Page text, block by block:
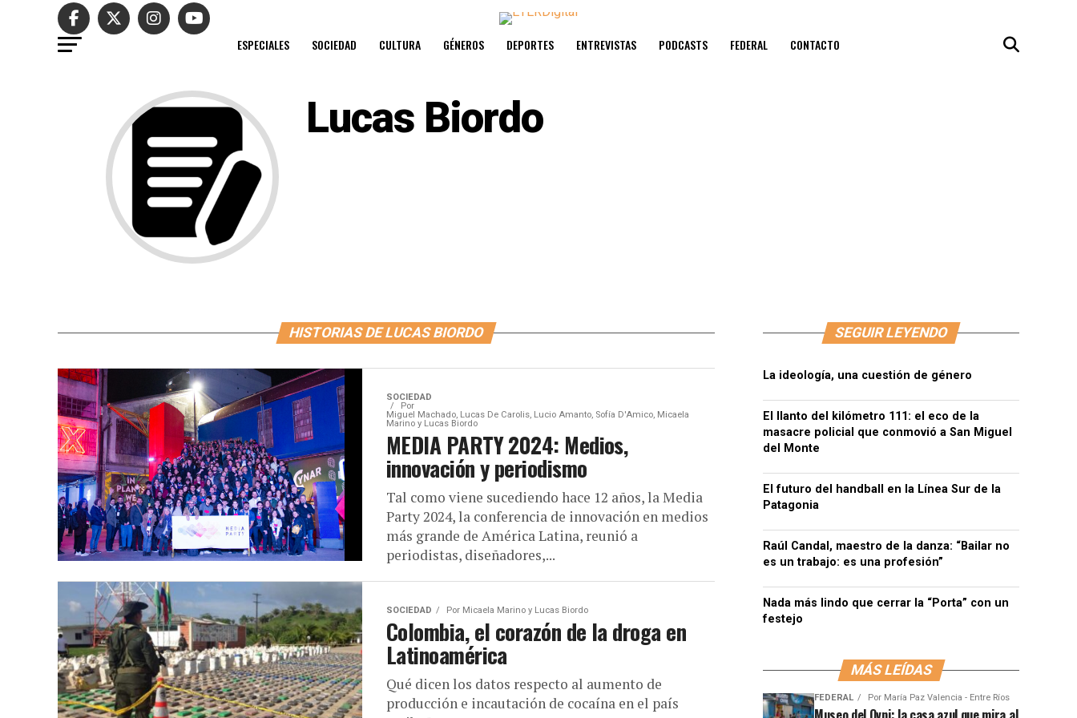
ESPECIALES SOCIEDAD CULTURA GÉNEROS DEPORTES ENTREVISTAS PODCASTS FEDERAL CONTACTO
Lucas Biordo
HISTORIAS DE LUCAS BIORDO
SOCIEDAD
Por
Miguel Machado, Lucas De Carolis, Lucio Amanto, Sofía D'Amico, Micaela
Marino y Lucas Biordo
MEDIA PARTY 2024: Medios,
innovación y periodismo
Tal como viene sucediendo hace 12 años, la Media
Party 2024, la conferencia de innovación en medios
más grande de América Latina, reunió a
periodistas, diseñadores,...
SOCIEDAD Por Micaela Marino y Lucas Biordo
Colombia, el corazón de la droga en
Latinoamérica
Qué dicen los datos respecto al aumento de
producción e incautación de cocaína en el país
SEGUIR LEYENDO
La ideología, una cuestión de género
El llanto del kilómetro 111: el eco de la
masacre policial que conmovió a San Miguel
del Monte
El futuro del handball en la Línea Sur de la
Patagonia
Raúl Candal, maestro de la danza: “Bailar no
es un trabajo: es una profesión”
Nada más lindo que cerrar la “Porta” con un
festejo
MÁS LEÍDAS
FEDERAL Por María Paz Valencia - Entre Ríos